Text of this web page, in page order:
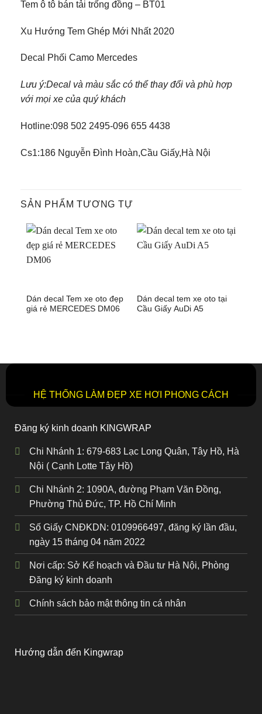
Tem ô tô bán tải trống đồng – BT01
Xu Hướng Tem Ghép Mới Nhất 2020
Decal Phối Camo Mercedes
Lưu ý:Decal và màu sắc có thể thay đổi và phù hợp
với mọi xe của quý khách
Hotline:098 502 2495-096 655 4438
Cs1:186 Nguyễn Đình Hoàn,Cầu Giấy,Hà Nội
SẢN PHẨM TƯƠNG TỰ
Dán decal Tem xe oto đẹp
giá rẻ MERCEDES DM06
Dán decal tem xe oto tại
Cầu Giấy AuDi A5
HỆ THỐNG LÀM ĐẸP XE HƠI PHONG CÁCH
Đăng ký kinh doanh KINGWRAP
Chi Nhánh 1: 679-683 Lạc Long Quân, Tây Hồ, Hà
Nội ( Cạnh Lotte Tây Hồ)
Chi Nhánh 2: 1090A, đường Phạm Văn Đồng,
Phường Thủ Đức, TP. Hồ Chí Minh
Số Giấy CNĐKDN: 0109966497, đăng ký lần đầu,
ngày 15 tháng 04 năm 2022
Nơi cấp: Sở Kế hoạch và Đầu tư Hà Nội, Phòng
Đăng ký kinh doanh
Chính sách bảo mật thông tin cá nhân
Hướng dẫn đến Kingwrap